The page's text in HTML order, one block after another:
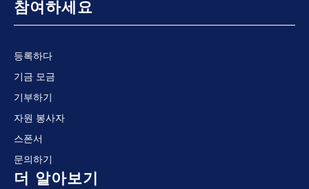
참여하세요
등록하다
기금 모금
기부하기
자원 봉사자
스폰서
문의하기
더 알아보기